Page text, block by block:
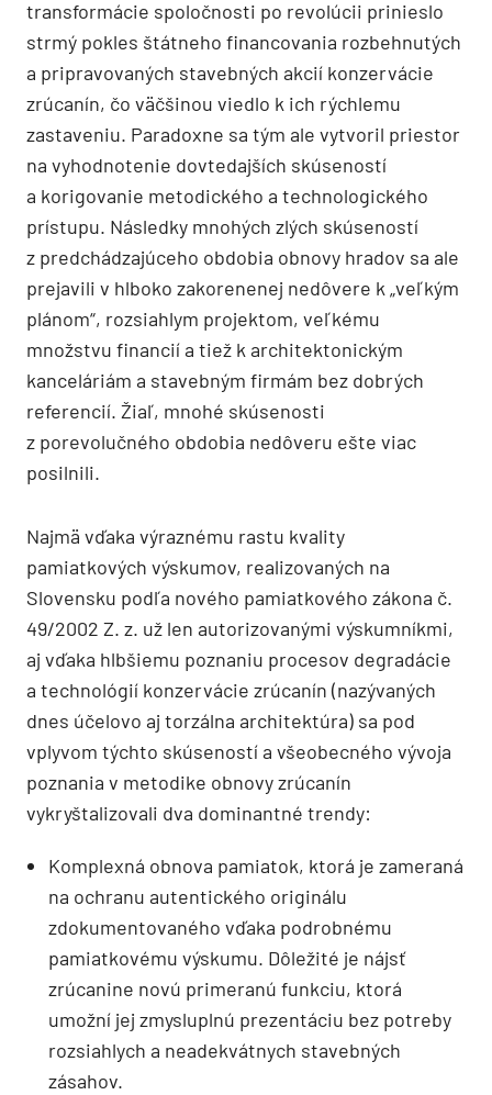
transformácie spoločnosti po revolúcii prinieslo
strmý pokles štátneho financovania rozbehnutých
a pripravovaných stavebných akcií konzervácie
zrúcanín, čo väčšinou viedlo k ich rýchlemu
zastaveniu. Paradoxne sa tým ale vytvoril priestor
na vyhodnotenie dovtedajších skúseností
a korigovanie metodického a technologického
prístupu. Následky mnohých zlých skúseností
z predchádzajúceho obdobia obnovy hradov sa ale
prejavili v hlboko zakorenenej nedôvere k „veľkým
plánom“, rozsiahlym projektom, veľkému
množstvu financií a tiež k architektonickým
kanceláriám­ a stavebným firmám bez dobrých
referencií. Žiaľ, mnohé skúsenosti
z porevolučného obdobia nedôveru ešte viac
posilnili.
Najmä vďaka výraznému rastu kvality
pamiatkových výskumov, realizovaných na
Slovensku podľa nového pamiatkového zákona č.
49/2002 Z. z. už len autorizovanými výskumníkmi,
aj vďaka hlbšiemu poznaniu procesov degradácie
a technológií konzervácie zrúcanín (nazývaných
dnes účelovo aj torzálna architektúra) sa pod
vplyvom týchto skúseností a všeobecného vývoja
poznania v metodike obnovy zrúcanín
vykryštalizovali dva dominantné trendy:
Komplexná obnova pamiatok, ktorá je zameraná
na ochranu autentického originálu
zdokumentovaného vďaka podrobnému
pamiatkovému výskumu. Dôležité je nájsť
zrúcanine novú primeranú funkciu, ktorá
umožní jej zmysluplnú prezentáciu bez potreby
rozsiahlych a neadekvátnych stavebných
zásahov.